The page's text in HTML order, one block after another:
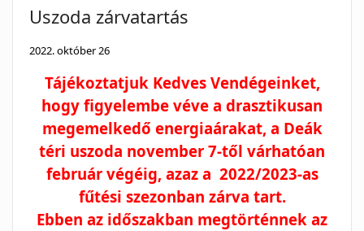
Uszoda zárvatartás
2022. október 26
Tájékoztatjuk Kedves Vendégeinket,
hogy figyelembe véve a drasztikusan
megemelkedő energiaárakat, a Deák
téri uszoda november 7-től várhatóan
február végéig, azaz a 2022/2023-as
fűtési szezonban zárva tart.
Ebben az időszakban megtörténnek az